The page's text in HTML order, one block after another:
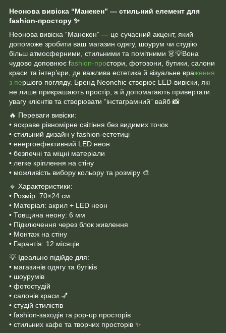
Неонова вивіска “Манекен” — стильний елемент для
fashion-простору ✨
Неонова вивіска “Манекен” — це сучасний акцент, який
допоможе зробити ваш магазин одягу, шоурум чи студію
більш атмосферними, стильними та помітними 👗💡Вона
чудово доповнює fashion-простори, фотозони, бутики, салони
краси та інтер’єри, де важлива естетика й візуальне враження
з першого погляду. Бренд Neonchic створює LED-вивіски, які
не лише прикрашають простір, а й допомагають привертати
увагу клієнтів та створювати “інстаграмний” вайб 📸
🔥 Переваги вивіски:
• яскраве рівномірне світіння без видимих точок
• стильний дизайн у fashion-естетиці
• енергоефективний LED неон
• безпечні та міцні матеріали
• легке кріплення на стіну
• можливість вибору кольору та розміру 🎨
🔹 Характеристики:
• Розмір: 70×24 см
• Матеріал: акрил + LED неон
• Товщина неону: 6 мм
• Підключення через блок живлення
• Монтаж на стіну
• Гарантія: 12 місяців
💡 Ідеально підійде для:
• магазинів одягу та бутіків
• шоурумів
• фотостудій
• салонів краси 💅
• студій стилістів
• fashion-заходів та pop-up просторів
• стильних кафе та творчих просторів ✨